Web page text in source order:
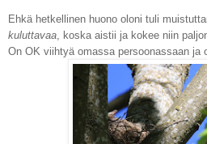
Ehkä hetkellinen huono oloni tuli
kuluttavaa, koska aistii ja kokee niin
On OK viihtyä omassa persoonassaan ja